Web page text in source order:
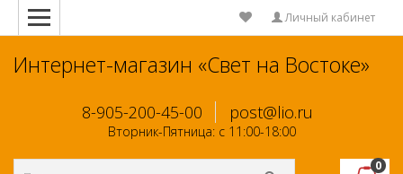
Личный кабинет
Интернет-магазин «Свет на Востоке»
8-905-200-45-00 post@lio.ru
Вторник-Пятница: с 11:00-18:00
0